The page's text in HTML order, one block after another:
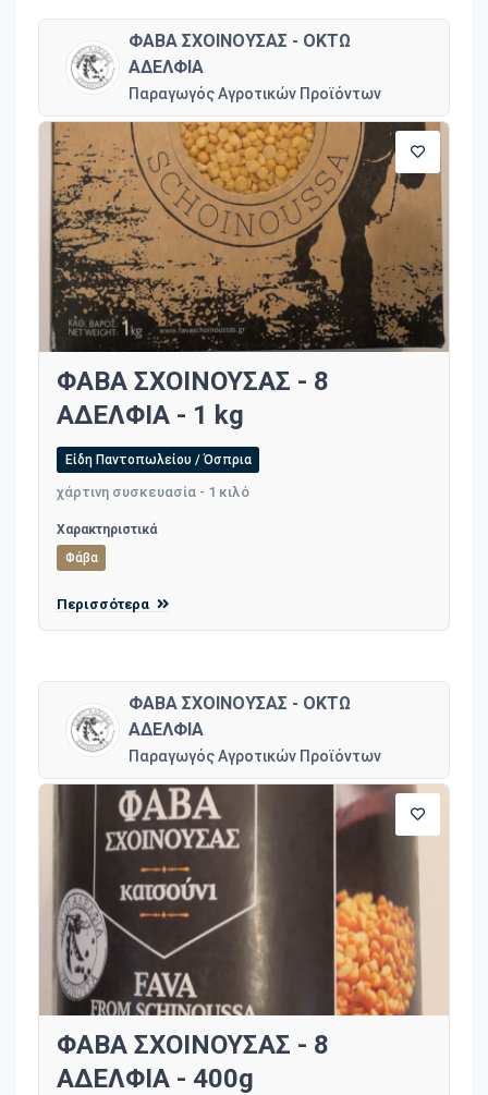
ΦΑΒΑ ΣΧΟΙΝΟΥΣΑΣ - ΟΚΤΩ
ΑΔΕΛΦΙΑ
Παραγωγός Αγροτικών Προϊόντων
ΦΑΒΑ ΣΧΟΙΝΟΥΣΑΣ - 8
ΑΔΕΛΦΙΑ - 1 kg
Είδη Παντοπωλείου / Όσπρια
χάρτινη συσκευασία - 1 κιλό
Χαρακτηριστικά
Φάβα
Περισσότερα
ΦΑΒΑ ΣΧΟΙΝΟΥΣΑΣ - ΟΚΤΩ
ΑΔΕΛΦΙΑ
Παραγωγός Αγροτικών Προϊόντων
ΦΑΒΑ ΣΧΟΙΝΟΥΣΑΣ - 8
ΑΔΕΛΦΙΑ - 400g